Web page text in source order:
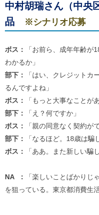
中村胡瑞さん（中央
品
※シナリオ応募
ボス：
「お前ら、成年年齢が
わかるか」
部下：
「はい、クレジットカ
るんですよね」
ボス：
「もっと大事なことが
部下：
「え？何ですか」
ボス：
「親の同意なく契約が
部下：
「なるほど。18歳は騙
ボス：
「ああ。また新しい騙
NA ：
「楽しいことばかりじ
を狙っている。東京都消費生